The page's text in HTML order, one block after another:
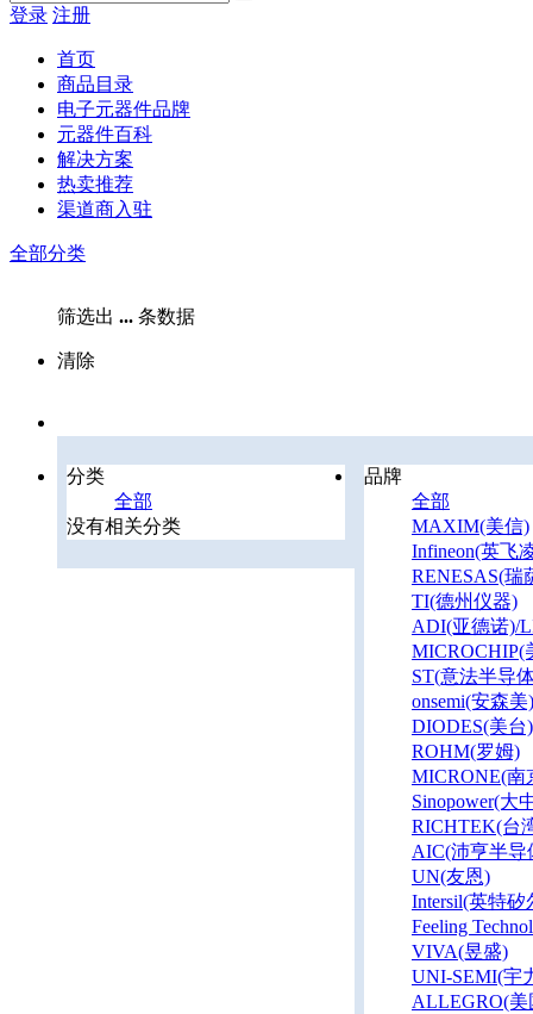
登录 注册
首页
商品目录
电子元器件品牌
元器件百科
解决方案
热卖推荐
渠道商入驻
全部分类
筛选出 ... 条数据
清除
分类
全部
没有相关分类
品牌
全部
MAXIM(美信)
Infineon(英飞
RENESAS(瑞
TI(德州仪器)
ADI(亚德诺)/
MICROCHIP(
ST(意法半导
onsemi(安森美)
DIODES(美台)
ROHM(罗姆)
MICRONE(南
Sinopower(大
RICHTEK(台
AIC(沛亨半导
UN(友恩)
Intersil(英特矽
Feeling
VIVA(昱盛)
UNI-SEMI(宇
ALLEGRO(美